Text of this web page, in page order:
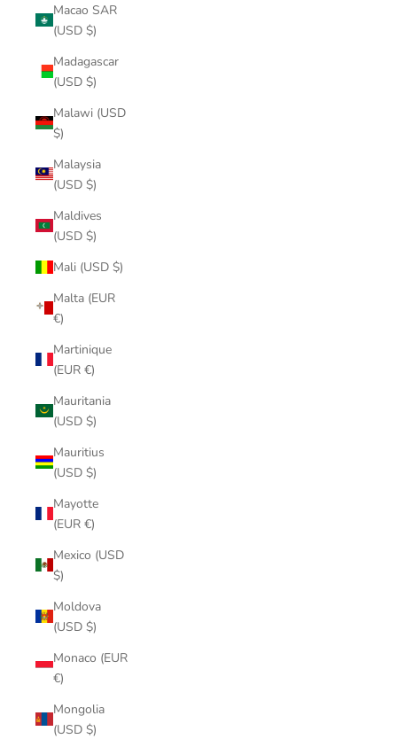
Macao SAR
(USD $)
Madagascar
(USD $)
Malawi (USD
$)
Malaysia
(USD $)
Maldives
(USD $)
Mali (USD $)
Malta (EUR
€)
Martinique
(EUR €)
Mauritania
(USD $)
Mauritius
(USD $)
Mayotte
(EUR €)
Mexico (USD
$)
Moldova
(USD $)
Monaco (EUR
€)
Mongolia
(USD $)